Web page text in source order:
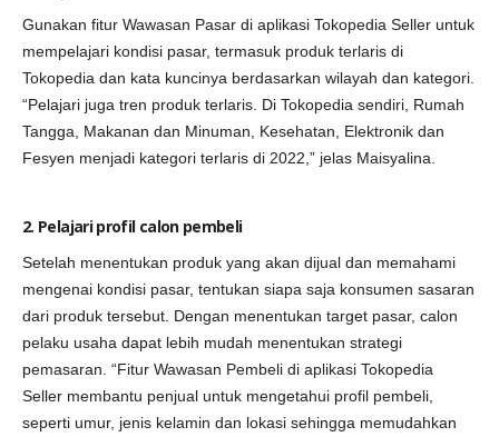
Gunakan fitur Wawasan Pasar di aplikasi Tokopedia Seller untuk
mempelajari kondisi pasar, termasuk produk terlaris di
Tokopedia dan kata kuncinya berdasarkan wilayah dan kategori.
“Pelajari juga tren produk terlaris. Di Tokopedia sendiri, Rumah
Tangga, Makanan dan Minuman, Kesehatan, Elektronik dan
Fesyen menjadi kategori terlaris di 2022,” jelas Maisyalina.
2. Pelajari profil calon pembeli
Setelah menentukan produk yang akan dijual dan memahami
mengenai kondisi pasar, tentukan siapa saja konsumen sasaran
dari produk tersebut. Dengan menentukan target pasar, calon
pelaku usaha dapat lebih mudah menentukan strategi
pemasaran. “Fitur Wawasan Pembeli di aplikasi Tokopedia
Seller membantu penjual untuk mengetahui profil pembeli,
seperti umur, jenis kelamin dan lokasi sehingga memudahkan